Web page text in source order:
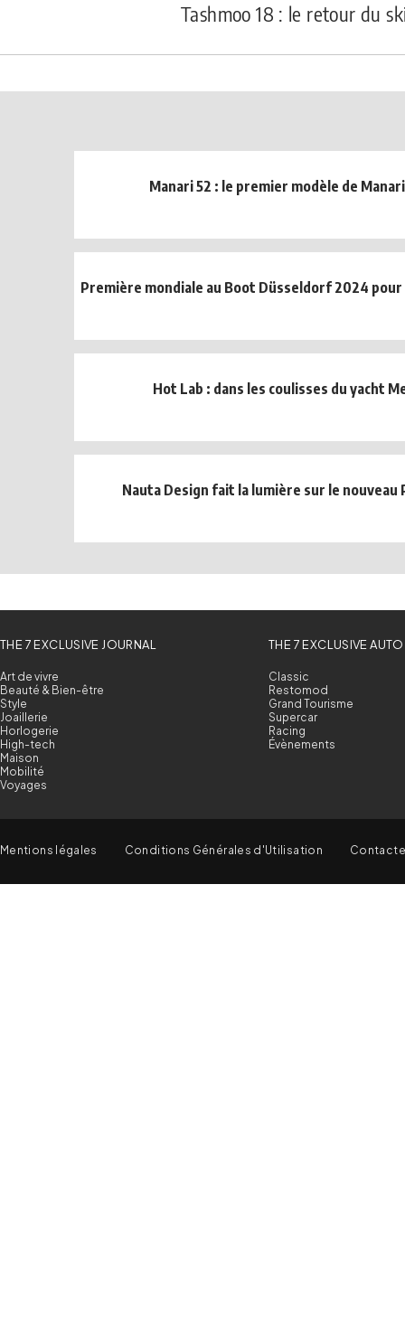
Tashmoo 18 : le retour du
Manari 52 : le premier modèle de
Première mondiale au Boot Düsseldorf 2024
Hot Lab : dans les coulisses du yacht
Nauta Design fait la lumière sur le nouveau
THE 7 EXCLUSIVE JOURNAL
Art de vivre
Beauté & Bien-être
Style
Joaillerie
Horlogerie
High-tech
Maison
Mobilité
Voyages
THE 7 EXCLUSIVE AUTO
Classic
Restomod
Grand Tourisme
Supercar
Racing
Évènements
Mentions légales Conditions Générales d'Utilisation